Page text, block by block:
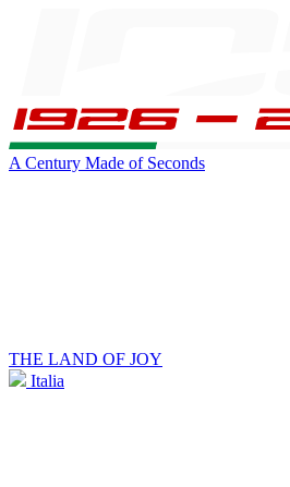
A Century Made of Seconds
THE LAND OF JOY
Italia